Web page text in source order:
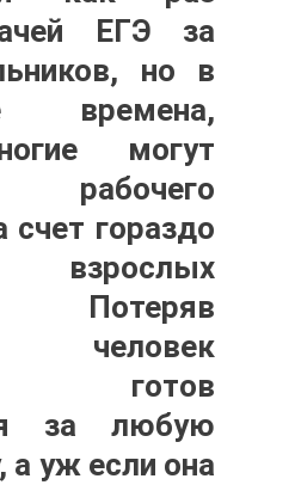
ЕГЭ за
но в
времена,
могут
рабочего
счет гораздо
Потеряв
человек
готов
за любую
а уж если она